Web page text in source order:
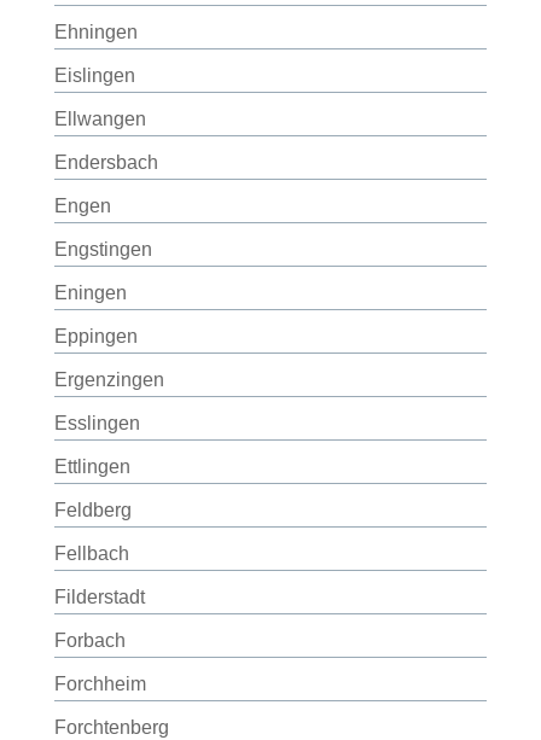
Ehningen
Eislingen
Ellwangen
Endersbach
Engen
Engstingen
Eningen
Eppingen
Ergenzingen
Esslingen
Ettlingen
Feldberg
Fellbach
Filderstadt
Forbach
Forchheim
Forchtenberg